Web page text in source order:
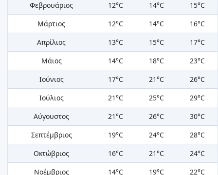
Φεβρουάριος
12°C 14°C
15°C
Μάρτιος
12°C 14°C
16°C
Απρίλιος
13°C 15°C
17°C
Μάιος
14°C 18°C
23°C
Ιούνιος
17°C 21°C
26°C
Ιούλιος
21°C 25°C
29°C
Αύγουστος
21°C 26°C
30°C
Σεπτέμβριος
19°C 24°C
28°C
Οκτώβριος
16°C 21°C
24°C
Νοέμβριος
14°C 19°C
22°C